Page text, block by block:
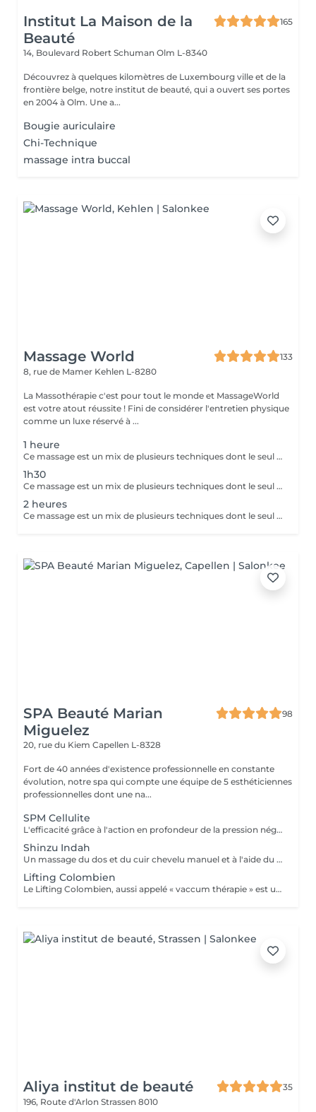
Institut La Maison de la
Beauté
165
14, Boulevard Robert Schuman Olm L-8340
Découvrez à quelques kilomètres de Luxembourg ville et de la
frontière belge, notre institut de beauté, qui a ouvert ses portes
en 2004 à Olm. Une a...
Bougie auriculaire
Chi-Technique
massage intra buccal
Massage World
133
8, rue de Mamer Kehlen L-8280
La Massothérapie c'est pour tout le monde et MassageWorld
est votre atout réussite ! Fini de considérer l'entretien physique
comme un luxe réservé à ...
1 heure
Ce massage est un mix de plusieurs techniques dont le seul but est : LE RÉSULTAT Chaque mix est étudié et décidé avec vous, car pour améliorer une conséquence, il faut en trouver la cause. Deep Tissue, Myofascial Release, Trigger Point, Scraping Gua-Sha, Cupping Therapy combinées pour une efficacité maximale !! Douleurs chronique ou passagères, augmentation de performances ou récupération, relaxation physique ou mentale, détoxication, drainage, la combinaison ces techniques offrent des possibilités illimitées.
1h30
Ce massage est un mix de plusieurs techniques dont le seul but est : LE RÉSULTAT Chaque mix est étudié et décidé avec vous, car pour améliorer une conséquence, il faut en trouver la cause. Deep Tissue, Myofascial Release, trigger Point, scarping / Gua-Sha, cupping therapy combinées pour une efficacité maximale !! Douleurs chronique ou passagères, augmentation de performances ou récupération, relaxation physique ou mentale, détoxication, drainage, la combinaison de toutes ces techniques est illimitée.
2 heures
Ce massage est un mix de plusieurs techniques dont le seul but est : LE RÉSULTAT Chaque mix est étudié et décidé avec vous, car pour améliorer une conséquence, il faut en trouver la cause. Deep Tissue, Myofascial Release, trigger Point, scarping / Gua-Sha, cupping therapy combinées pour une efficacité maximale !! Douleurs chronique ou passagères, augmentation de performances ou récupération, relaxation physique ou mentale, détoxication, drainage, la combinaison de toutes ces techniques est illimitée.
SPA Beauté Marian
Miguelez
98
20, rue du Kiem Capellen L-8328
Fort de 40 années d'existence professionnelle en constante
évolution, notre spa qui compte une équipe de 5 esthéticiennes
professionnelles dont une na...
SPM Cellulite
L'efficacité grâce à l'action en profondeur de la pression négative. Technique originale du "palper - rouler" Drainage, régénération et raffermissement des tissus du visage, du buste et du corps. Pour tous types de peaux. Traitements spécifiques contre les vergetures, la cellulite et bien d'autres. Maîtriser peau d'orange, culotte de cheval et tissus conjonctif faible grâce au SPM Digital ! Le SPM le multi -talent dont on ne peut plus se passer. Raffermir et regalber la poitrine sans appel à la chirurgie, l'un des nombreux traitements spécifiques.
Shinzu Indah
Un massage du dos et du cuir chevelu manuel et à l'aide du Rama, cet outil en métal kansa parfaitement adapté au travail des méridiens, des mémoires, des blocages émotionnels du dos. Pour une détente profonde et un véritable reset sur le plan émotionnel!
Lifting Colombien
Le Lifting Colombien, aussi appelé « vaccum thérapie » est une technique non chirurgicale, pratiquée à l'aide de ventouses qui exercent une aspiration pour casser les dépôts de cellulite et de graisse, éliminer les toxines, améliorer le drainage et restaurer l'élasticité de la peau.
Aliya institut de beauté
35
196, Route d'Arlon Strassen 8010